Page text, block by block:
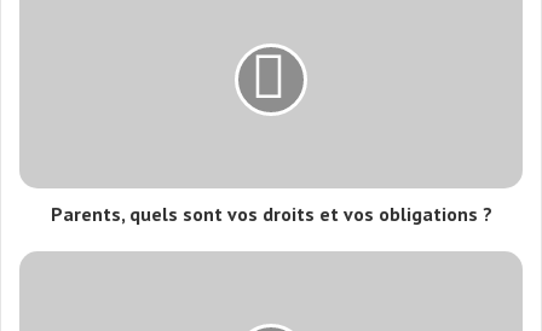
Parents, quels sont vos droits et vos obligations ?